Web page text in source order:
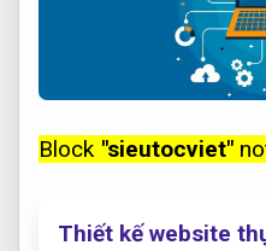
Block "sieutocviet"
Thiết kế website